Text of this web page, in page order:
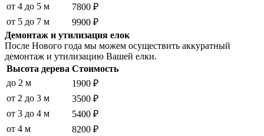
от 4 до 5 м
7800 ₽
от 5 до 7 м
9900 ₽
Демонтаж и утилизация елок
После Нового года мы можем осуществить аккуратный
демонтаж и утилизацию Вашей елки.
Высота дерева Стоимость
до 2 м
1900 ₽
от 2 до 3 м
3500 ₽
от 3 до 4 м
5400 ₽
от 4 м
8200 ₽